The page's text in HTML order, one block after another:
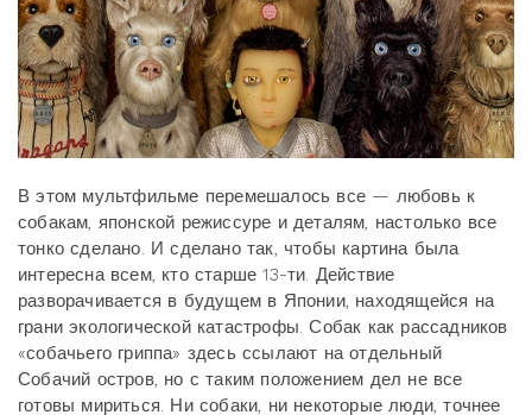
В этом мультфильме перемешалось все — любовь к
собакам, японской режиссуре и деталям, настолько все
тонко сделано. И сделано так, чтобы картина была
интересна всем, кто старше 13-ти. Действие
разворачивается в будущем в Японии, находящейся на
грани экологической катастрофы. Собак как рассадников
«собачьего гриппа» здесь ссылают на отдельный
Собачий остров, но с таким положением дел не все
готовы мириться. Ни собаки, ни некоторые люди, точнее